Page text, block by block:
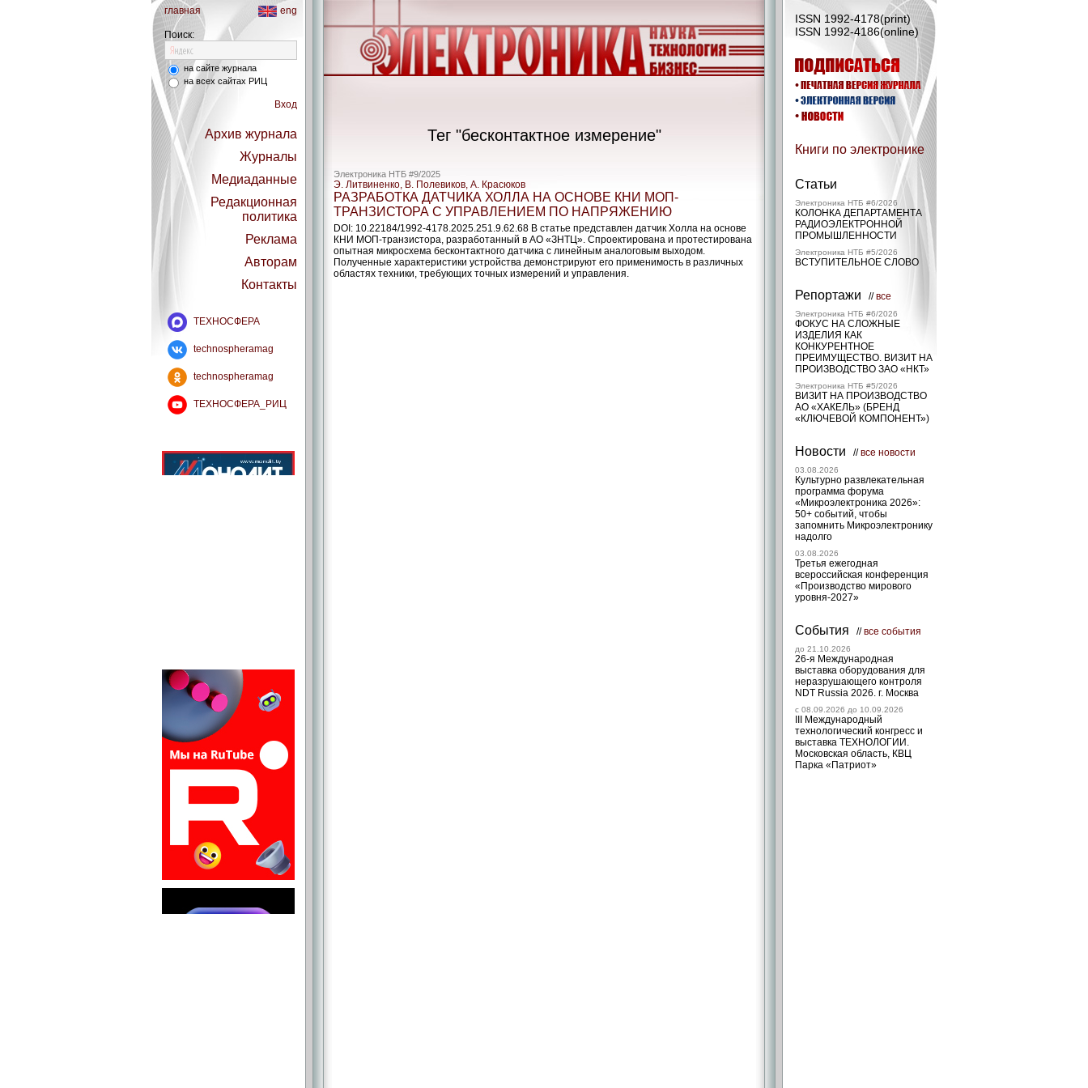
главная eng
Поиск:
на сайте журнала
на всех сайтах РИЦ
Вход
Архив журнала
Журналы
Медиаданные
Редакционная
политика
Реклама
Авторам
Контакты
ТЕХНОСФЕРА
technospheramag
technospheramag
ТЕХНОСФЕРА_РИЦ
ISSN 1992-4178(print)
ISSN 1992-4186(online)
Книги по электронике
Статьи
Электроника НТБ #6/2026
КОЛОНКА ДЕПАРТАМЕНТА
РАДИОЭЛЕКТРОННОЙ
ПРОМЫШЛЕННОСТИ
Электроника НТБ #5/2026
ВСТУПИТЕЛЬНОЕ СЛОВО
Репортажи //все
Электроника НТБ #6/2026
ФОКУС НА СЛОЖНЫЕ
ИЗДЕЛИЯ КАК
КОНКУРЕНТНОЕ
ПРЕИМУЩЕСТВО. ВИЗИТ НА
ПРОИЗВОДСТВО ЗАО «НКТ»
Электроника НТБ #5/2026
ВИЗИТ НА ПРОИЗВОДСТВО
АО «ХАКЕЛЬ» (БРЕНД
«КЛЮЧЕВОЙ КОМПОНЕНТ»)
Новости //все новости
03.08.2026
Культурно развлекательная
программа форума
«Микроэлектроника 2026»:
50+ событий, чтобы
запомнить Микроэлектронику
надолго
03.08.2026
Третья ежегодная
всероссийская конференция
«Производство мирового
уровня-2027»
События //все события
до 21.10.2026
26-я Международная
выставка оборудования для
неразрушающего контроля
NDT Russia 2026. г. Москва
c 08.09.2026 до 10.09.2026
III Международный
технологический конгресс и
выставка ТЕХНОЛОГИИ.
Московская область, КВЦ
Парка «Патриот»
Тег "бесконтактное измерение"
Электроника НТБ #9/2025
Э. Литвиненко, В. Полевиков, А. Красюков
РАЗРАБОТКА ДАТЧИКА ХОЛЛА НА ОСНОВЕ КНИ МОП-
ТРАНЗИСТОРА С УПРАВЛЕНИЕМ ПО НАПРЯЖЕНИЮ
DOI: 10.22184/1992-4178.2025.251.9.62.68 В статье представлен датчик Холла на основе
КНИ МОП-транзистора, разработанный в АО «ЗНТЦ». Спроектирована и протестирована
опытная микросхема бесконтактного датчика с линейным аналоговым выходом.
Полученные характеристики устройства демонстрируют его применимость в различных
областях техники, требующих точных измерений и управления.